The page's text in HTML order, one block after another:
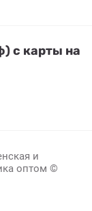
с карты на
и
оптом ©